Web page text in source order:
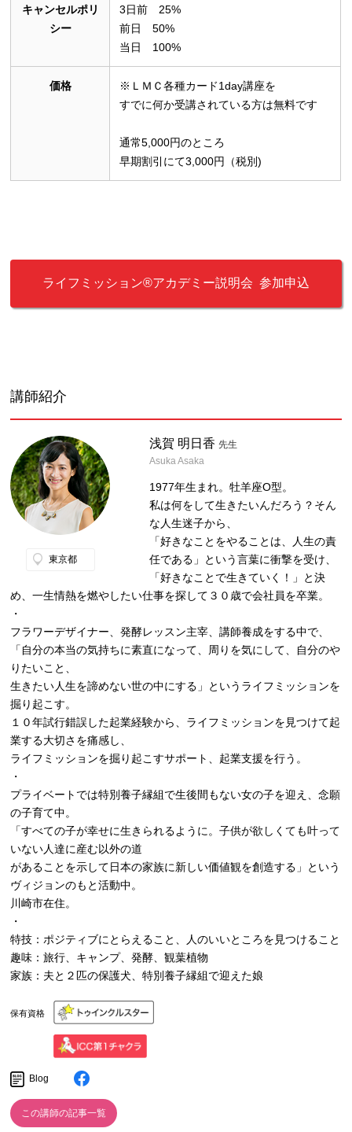
キャンセルポリ
シー
3日前 25%
前日 50%
当日 100%
価格
※ＬＭＣ各種カード1day講座を
すでに何か受講されている方は無料です
通常5,000円のところ
早期割引にて3,000円（税別)
ライフミッション®︎アカデミー説明会 参加申込
講師紹介
東京都
浅賀 明日香 先生
Asuka Asaka
1977年生まれ。牡羊座O型。
私は何をして生きたいんだろう？そん
な人生迷子から、
「好きなことをやることは、人生の責
任である」という言葉に衝撃を受け、
「好きなことで生きていく！」と決
め、一生情熱を燃やしたい仕事を探して３０歳で会社員を卒業。
・
フラワーデザイナー、発酵レッスン主宰、講師養成をする中で、
「自分の本当の気持ちに素直になって、周りを気にして、自分のや
りたいこと、
生きたい人生を諦めない世の中にする」というライフミッションを
掘り起こす。
１０年試行錯誤した起業経験から、ライフミッションを見つけて起
業する大切さを痛感し、
ライフミッションを掘り起こすサポート、起業支援を行う。
・
プライベートでは特別養子縁組で生後間もない女の子を迎え、念願
の子育て中。
「すべての子が幸せに生きられるように。子供が欲しくても叶って
いない人達に産む以外の道
があることを示して日本の家族に新しい価値観を創造する」という
ヴィジョンのもと活動中。
川崎市在住。
・
特技：ポジティブにとらえること、人のいいところを見つけること
趣味：旅行、キャンプ、発酵、観葉植物
家族：夫と２匹の保護犬、特別養子縁組で迎えた娘
保有資格
Blog
この講師の記事一覧